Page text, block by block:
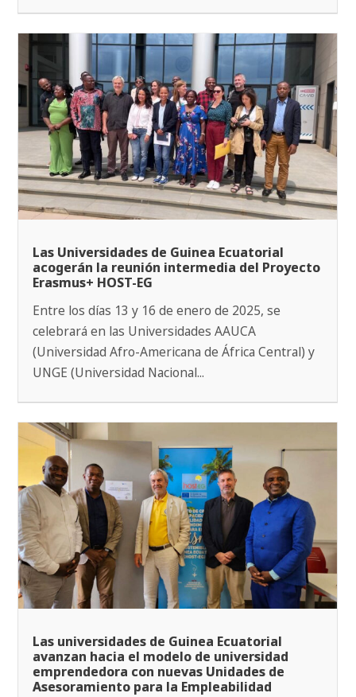
Las Universidades de Guinea Ecuatorial
acogerán la reunión intermedia del Proyecto
Erasmus+ HOST-EG
Entre los días 13 y 16 de enero de 2025, se
celebrará en las Universidades AAUCA
(Universidad Afro-Americana de África Central) y
UNGE (Universidad Nacional...
Las universidades de Guinea Ecuatorial
avanzan hacia el modelo de universidad
emprendedora con nuevas Unidades de
Asesoramiento para la Empleabilidad